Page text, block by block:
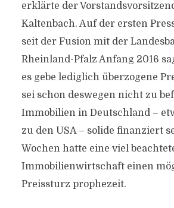
erklärte der
Kaltenbach. Auf der ersten
seit der Fusion mit der
Rheinland-Pfalz Anfang 2016
es gebe lediglich überzogene
sei schon deswegen nicht zu
Immobilien in Deutschland –
zu den USA – solide finanziert
Wochen hatte eine viel
Immobilienwirtschaft einen
Preissturz prophezeit.